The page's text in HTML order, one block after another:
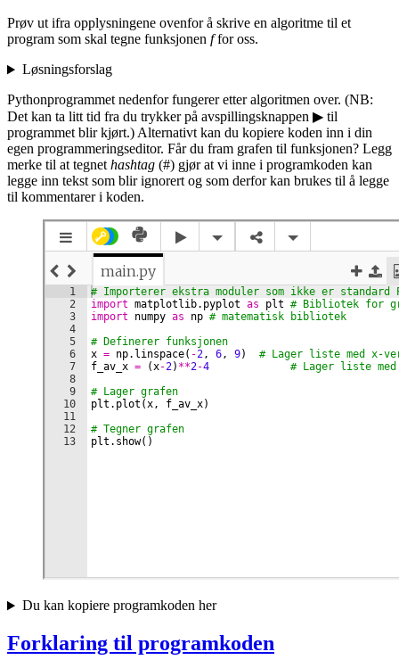
Prøv ut ifra opplysningene ovenfor å skrive en algoritme til et
program som skal tegne funksjonen ffor oss.
Løsningsforslag
Pythonprogrammet nedenfor fungerer etter algoritmen over. (NB:
Det kan ta litt tid fra du trykker på avspillingsknappen ▶ til
programmet blir kjørt.) Alternativt kan du kopiere koden inn i din
egen programmeringseditor. Får du fram grafen til funksjonen? Legg
merke til at tegnethashtag (#) gjør at vi inne i programkoden kan
legge inn tekst som blir ignorert og som derfor kan brukes til å legge
til kommentarer i koden.
Du kan kopiere programkoden her
Forklaring til programkoden